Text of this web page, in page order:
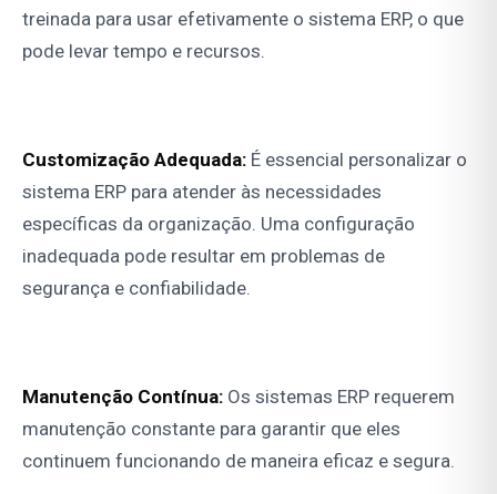
treinada para usar efetivamente o sistema ERP, o que
pode levar tempo e recursos.
Customização Adequada: É essencial personalizar o
sistema ERP para atender às necessidades
específicas da organização. Uma configuração
inadequada pode resultar em problemas de
segurança e confiabilidade.
Manutenção Contínua: Os sistemas ERP requerem
manutenção constante para garantir que eles
continuem funcionando de maneira eficaz e segura.